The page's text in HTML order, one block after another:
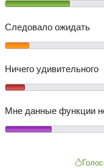
Следовало ожидать
Ничего удивительного
Мне данные функции